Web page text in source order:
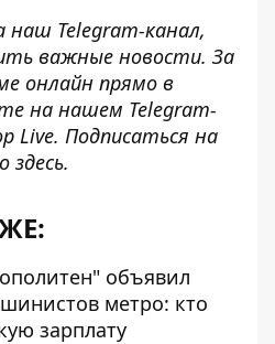
наш Telegram-канал,
важные новости. За
онлайн прямо в
на нашем Telegram-
Live. Подписаться на
здесь.
объявил
метро: кто
зарплату